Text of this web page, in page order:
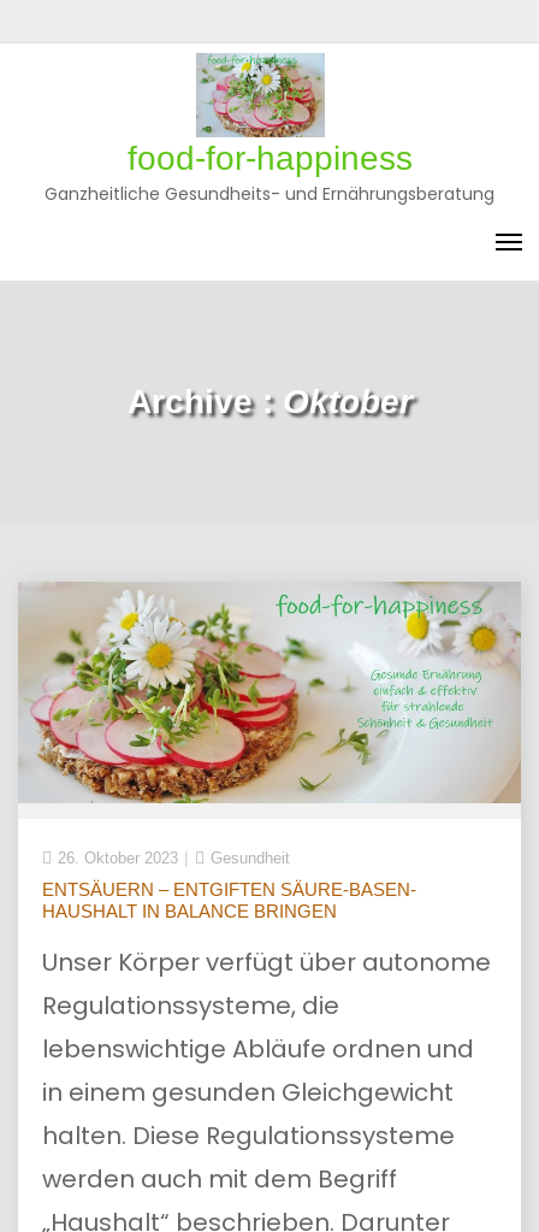
to
Privatsphäre-
Einstellungen
ändern
Historie
der
Privatsphäre-
Einstellungen
Einwilligungen
widerrufen
food-for-happiness
Ganzheitliche Gesundheits- und Ernährungsberatung
Archive : Oktober
26. Oktober 2023 Gesundheit
ENTSÄUERN – ENTGIFTEN SÄURE-BASEN-
HAUSHALT IN BALANCE BRINGEN
Unser Körper verfügt über autonome
Regulationssysteme, die
lebenswichtige Abläufe ordnen und
in einem gesunden Gleichgewicht
halten. Diese Regulationssysteme
werden auch mit dem Begriff
„Haushalt“ beschrieben. Darunter